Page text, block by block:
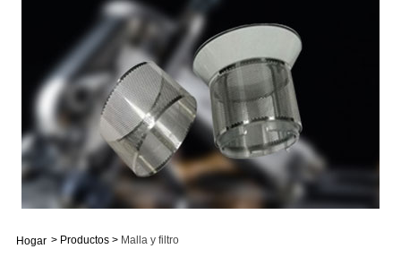
Hogar > Productos > Malla y filtro